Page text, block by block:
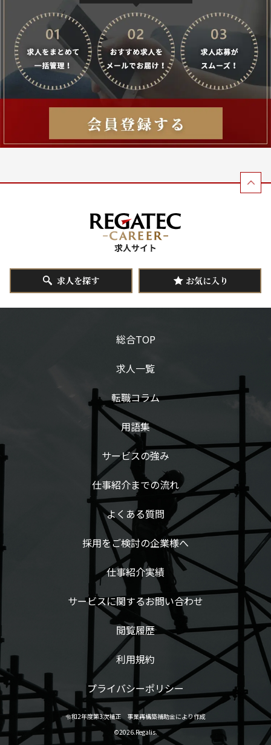
求人を探す お気に入り
総合TOP
求人一覧
転職コラム
用語集
サービスの強み
仕事紹介までの流れ
よくある質問
採用をご検討の企業様へ
仕事紹介実績
サービスに関するお問い合わせ
閲覧履歴
利用規約
プライバシーポリシー
令和2年度第3次補正 事業再構築補助金により作成
©2026.Regalis.